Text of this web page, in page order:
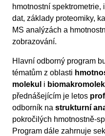
hmotnostní spektrometrie,
dat, základy proteomiky,
MS analýzách a
zobrazování.
Hlavní odborný program
tématům z oblasti
molekul i
přednášejícím je letos
odborník na strukturní
pokročilých hmotnostně-
Program dále zahrnuje